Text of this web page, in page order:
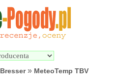
Wyszukiwarka
pogodowych
Bresser» MeteoTemp TBV